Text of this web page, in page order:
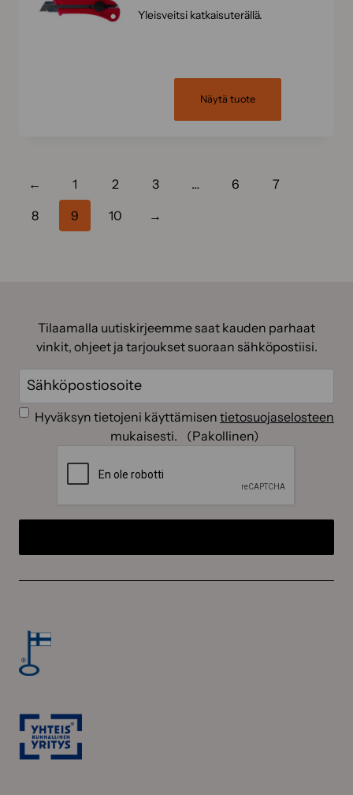
Yleisveitsi katkaisuterällä.
Näytä tuote
← 1 2 3 … 6
7
8
9 10 →
Tilaamalla uutiskirjeemme saat kauden parhaat
vinkit, ohjeet ja tarjoukset suoraan sähköpostiisi.
Sähköposti
(Pakollinen)
Suostumus (Pakollinen)
Hyväksyn tietojeni käyttämisen tietosuojaselosteen
mukaisesti.
(Pakollinen)